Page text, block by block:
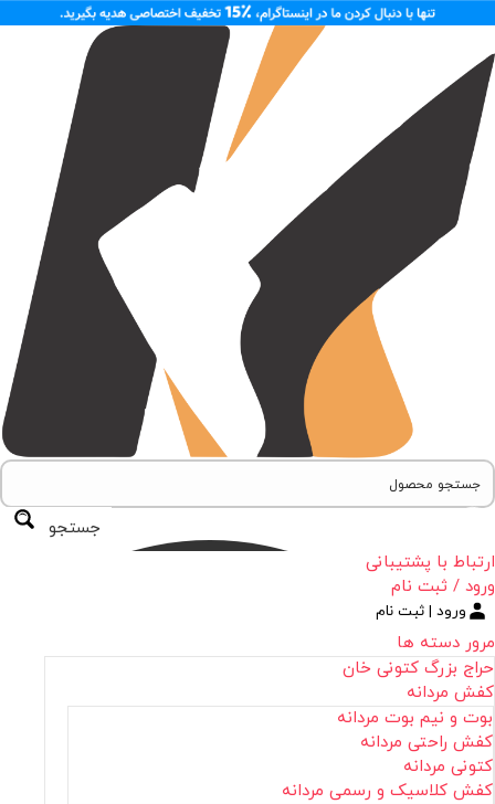
جستجو
ارتباط با پشتیبانی
ورود / ثبت نام
ورود | ثبت نام
مرور دسته ها
حراج بزرگ کتونی خان
کفش مردانه
بوت و نیم بوت مردانه
کفش راحتی مردانه
کتونی مردانه
کفش کلاسیک و رسمی مردانه